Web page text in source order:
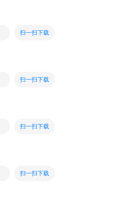
扫一扫下载
扫一扫下载
扫一扫下载
扫一扫下载